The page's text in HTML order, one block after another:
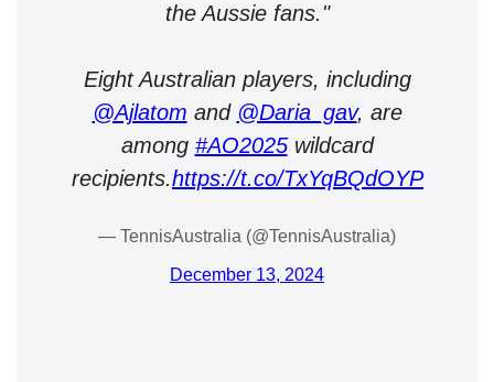
the Aussie fans."
Eight Australian players, including
@Ajlatom and @Daria_gav, are
among #AO2025wildcard
recipients.https://t.co/TxYqBQdOYP
— TennisAustralia (@TennisAustralia)
December 13, 2024